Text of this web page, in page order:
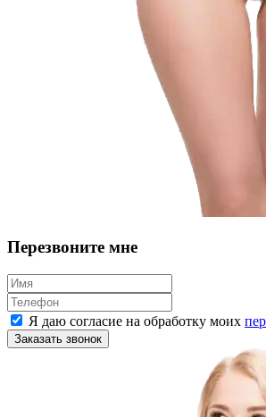
Перезвоните мне
Я даю согласие на обработку моих
Заказать звонок